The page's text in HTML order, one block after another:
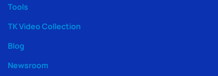
Tools
TK Video Collection
Blog
Newsroom